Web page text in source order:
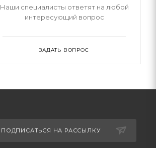
Наши специалисты ответят на любой
интересующий вопрос
ЗАДАТЬ ВОПРОС
ПОДПИСАТЬСЯ НА РАССЫЛКУ